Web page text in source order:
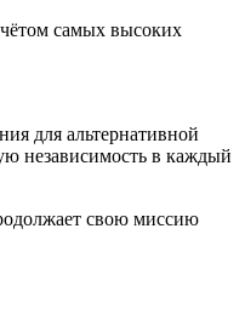
самых высоких
для альтернативной
независимость в каждый
свою миссию